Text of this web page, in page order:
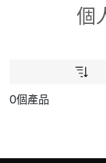
個
0個產品